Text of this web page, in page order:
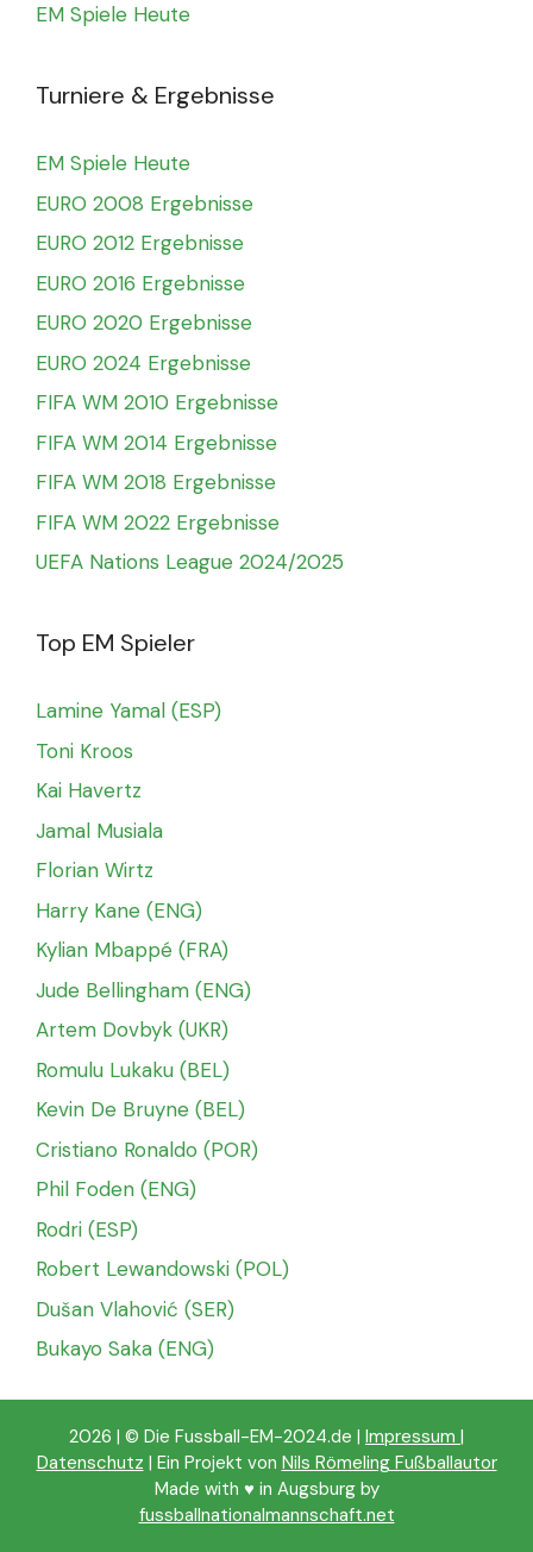
EM Spiele Heute
Turniere & Ergebnisse
EM Spiele Heute
EURO 2008 Ergebnisse
EURO 2012 Ergebnisse
EURO 2016 Ergebnisse
EURO 2020 Ergebnisse
EURO 2024 Ergebnisse
FIFA WM 2010 Ergebnisse
FIFA WM 2014 Ergebnisse
FIFA WM 2018 Ergebnisse
FIFA WM 2022 Ergebnisse
UEFA Nations League 2024/2025
Top EM Spieler
Lamine Yamal (ESP)
Toni Kroos
Kai Havertz
Jamal Musiala
Florian Wirtz
Harry Kane (ENG)
Kylian Mbappé (FRA)
Jude Bellingham (ENG)
Artem Dovbyk (UKR)
Romulu Lukaku (BEL)
Kevin De Bruyne (BEL)
Cristiano Ronaldo (POR)
Phil Foden (ENG)
Rodri (ESP)
Robert Lewandowski (POL)
Dušan Vlahović (SER)
Bukayo Saka (ENG)
2026 | © Die Fussball-EM-2024.de | Impressum |
Datenschutz | Ein Projekt von Nils Römeling Fußballautor
Made with ♥️ in Augsburg by
fussballnationalmannschaft.net